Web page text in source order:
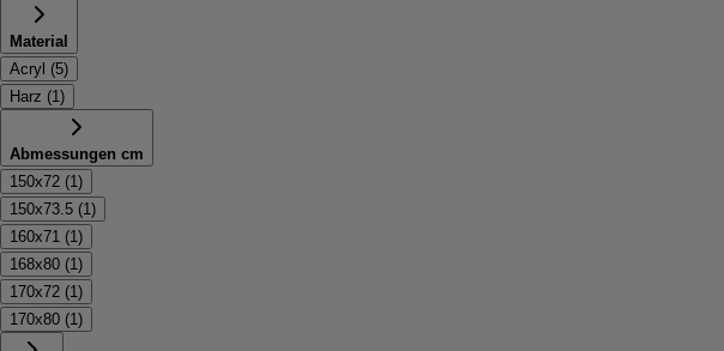
Material
Acryl (5)
Harz (1)
Abmessungen cm
150x72 (1)
150x73.5 (1)
160x71 (1)
168x80 (1)
170x72 (1)
170x80 (1)